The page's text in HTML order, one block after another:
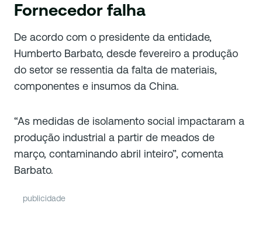
Fornecedor falha
De acordo com o presidente da entidade,
Humberto Barbato, desde fevereiro a produção
do setor se ressentia da falta de materiais,
componentes e insumos da China.
“As medidas de isolamento social impactaram a
produção industrial a partir de meados de
março, contaminando abril inteiro”, comenta
Barbato.
publicidade